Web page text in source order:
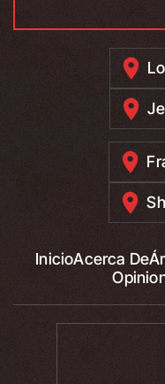
InicioAcerca De